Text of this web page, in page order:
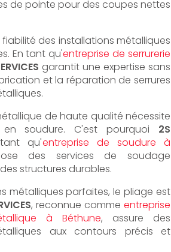
de pointe pour des coupes nettes
des installations métalliques
En tant qu'entreprise de serrurerie
garantit une expertise sans
et la réparation de serrures
de haute qualité nécessite
soudure. C'est pourquoi 2S
qu'entreprise de soudure à
des services de soudage
structures durables.
métalliques parfaites, le pliage est
, reconnue comme entreprise
à Béthune, assure des
aux contours précis et